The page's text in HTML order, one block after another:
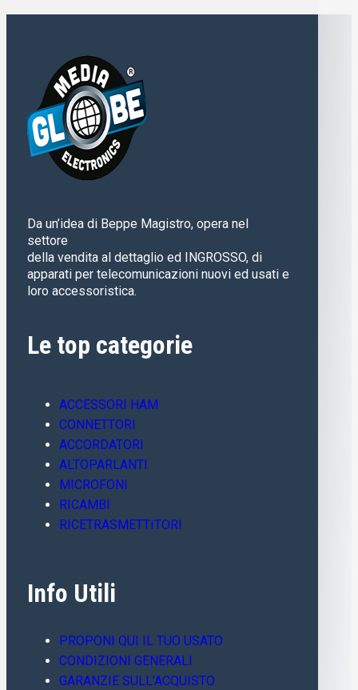
Da un’idea di Beppe Magistro, opera nel
settore
della vendita al dettaglio ed INGROSSO, di
apparati per telecomunicazioni nuovi ed usati e
loro accessoristica.
Le top categorie
ACCESSORI HAM
CONNETTORI
ACCORDATORI
ALTOPARLANTI
MICROFONI
RICAMBI
RICETRASMETTITORI
Info Utili
PROPONI QUI IL TUO USATO
CONDIZIONI GENERALI
GARANZIE SULL’ACQUISTO